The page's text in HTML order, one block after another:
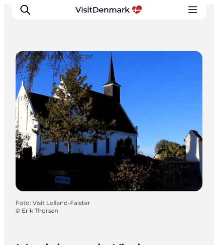
Inspiration
Regionen
Erlebnisse
Unterkünfte
Reiseplanung
Kirchen und Klöster
Foto: Visit Lolland-Falster
© Erik Thorsen